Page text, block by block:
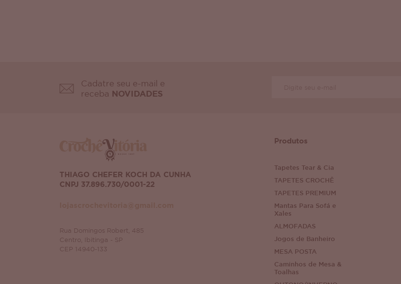
Cadatre seu e-mail e
receba
NOVIDADES
THIAGO CHEFER KOCH DA CUNHA
CNPJ 37.896.730/0001-22
Rua Domingos Robert, 485
Centro, Ibitinga - SP
CEP 14940-133
Produtos
Tapetes Tear & Cia
TAPETES CROCHÊ
TAPETES PREMIUM
Mantas Para Sofá e
Xales
ALMOFADAS
Jogos de Banheiro
MESA POSTA
Caminhos de Mesa &
Toalhas